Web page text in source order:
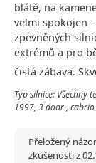
blátě, na
velmi spokojen
zpevněných
extrémů a pro
čistá zábava.
Typ silnice: Všechny
1997, 3 door ,
Přeložený
zkušenosti z